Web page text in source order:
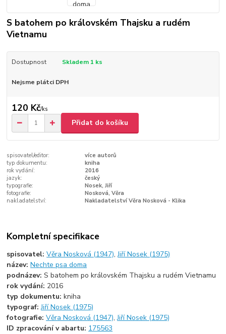
S batohem po královském Thajsku a rudém
Vietnamu
Dostupnost Skladem 1 ks
Nejsme plátci DPH
120 Kč/ks
Přidat do košíku
spisovatel/editor:
více autorů
typ dokumentu:
kniha
rok vydání:
2016
jazyk:
český
typografie:
Nosek, Jiří
fotografie:
Nosková, Věra
nakladatelství:
Nakladatelství Věra Nosková - Klika
Kompletní specifikace
spisovatel:Věra Nosková (1947),Jiří Nosek (1975)
název:Nechte psa doma
podnázev:S batohem po královském Thajsku a rudém Vietnamu
rok vydání: 2016
typ dokumentu:kniha
typograf:Jiří Nosek (1975)
fotografie:Věra Nosková (1947),Jiří Nosek (1975)
ID zpracování v abartu: 175563